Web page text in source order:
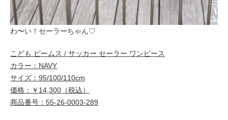
わ〜い！セーラーちゃん♡
こども ビームス / サッカー セーラー ワンピース
カラー：NAVY
サイズ：95/100/110cm
価格：￥14,300（税込）
商品番号：55-26-0003-289